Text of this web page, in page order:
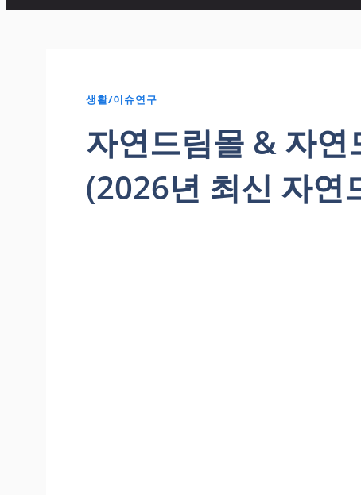
생활/이슈연구
자연드림몰 & 자
(2026년 최신 자연